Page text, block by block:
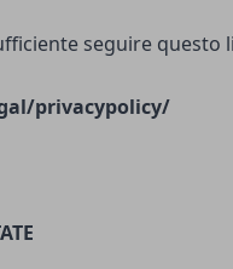
seguire questo
privacypolicy/